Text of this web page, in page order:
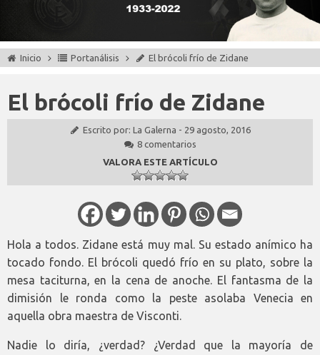
Inicio Portanálisis El brócoli frío de Zidane
El brócoli frío de Zidane
Escrito por: La Galerna - 29 agosto, 2016
8 comentarios
VALORA ESTE ARTÍCULO
Hola a todos. Zidane está muy mal. Su estado anímico ha
tocado fondo. El brócoli quedó frío en su plato, sobre la
mesa taciturna, en la cena de anoche. El fantasma de la
dimisión le ronda como la peste asolaba Venecia en
aquella obra maestra de Visconti.
Nadie lo diría, ¿verdad? ¿Verdad que la mayoría de